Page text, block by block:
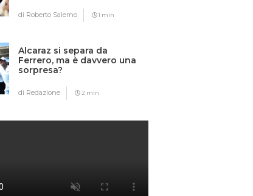
di Roberto Salerno 1 min
Alcaraz si separa da
Ferrero, ma è davvero una
sorpresa?
di Redazione 2 min